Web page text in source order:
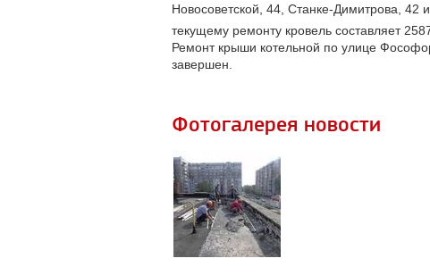
Новосоветской, 44, Станке-Димитрова,
текущему ремонту кровель составляет
Ремонт крыши котельной по улице
завершен.
Фотогалерея новости